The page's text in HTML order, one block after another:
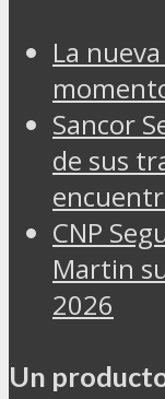
La
Sancor
de sus
CNP
Martin
2026
Un